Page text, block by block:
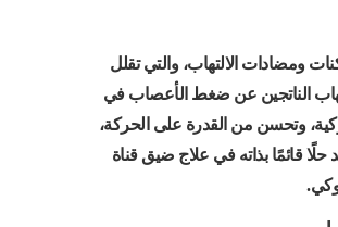
ومضادات الالتهاب، والتي تقلل
الناتجين عن ضغط الأعصاب في
وتحسن من القدرة على الحركة،
حلًا قائمًا بذاته في علاج ضيق قناة